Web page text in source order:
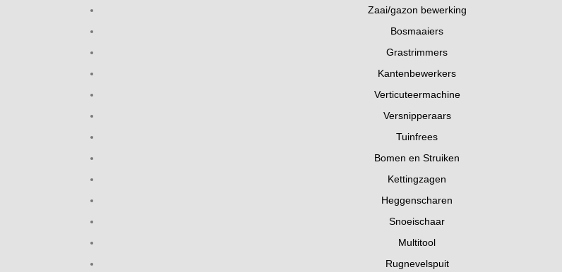
Zaai/gazon bewerking
Bosmaaiers
Grastrimmers
Kantenbewerkers
Verticuteermachine
Versnipperaars
Tuinfrees
Bomen en Struiken
Kettingzagen
Heggenscharen
Snoeischaar
Multitool
Rugnevelspuit